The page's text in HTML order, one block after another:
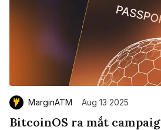
MarginATM Aug 13 2025
BitcoinOS ra mắt